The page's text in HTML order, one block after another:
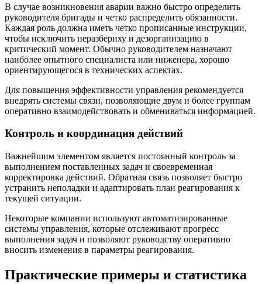
В случае возникновения аварии важно быстро определить
руководителя бригады и четко распределить обязанности.
Каждая роль должна иметь четко прописанные инструкции,
чтобы исключить неразбериху и дезорганизацию в
критический момент. Обычно руководителем назначают
наиболее опытного специалиста или инженера, хорошо
ориентирующегося в технических аспектах.
Для повышения эффективности управления рекомендуется
внедрять системы связи, позволяющие двум и более группам
оперативно взаимодействовать и обмениваться информацией.
Контроль и координация действий
Важнейшим элементом является постоянный контроль за
выполнением поставленных задач и своевременная
корректировка действий. Обратная связь позволяет быстро
устранить неполадки и адаптировать план реагирования к
текущей ситуации.
Некоторые компании используют автоматизированные
системы управления, которые отслеживают прогресс
выполнения задач и позволяют руководству оперативно
вносить изменения в параметры реагирования.
Практические примеры и статистика